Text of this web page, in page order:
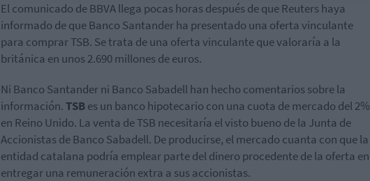
El comunicado deBBVAllega pocas horas después de queReutershaya
informado de que Banco Santander ha presentado una oferta vinculante
para comprar TSB. Se trata de una oferta vinculante que valoraría a la
británica en unos 2.690 millones de euros.
Ni Banco Santander ni Banco Sabadell han hecho comentarios sobre la
información.TSBes un banco hipotecario con una cuota de mercado del 2%
en Reino Unido. La venta de TSB necesitaría el visto bueno de la Junta de
Accionistas de Banco Sabadell. De producirse, el mercado cuanta con que la
entidad catalana podría emplear parte del dinero procedente de la oferta en
entregar una remuneración extra a sus accionistas.